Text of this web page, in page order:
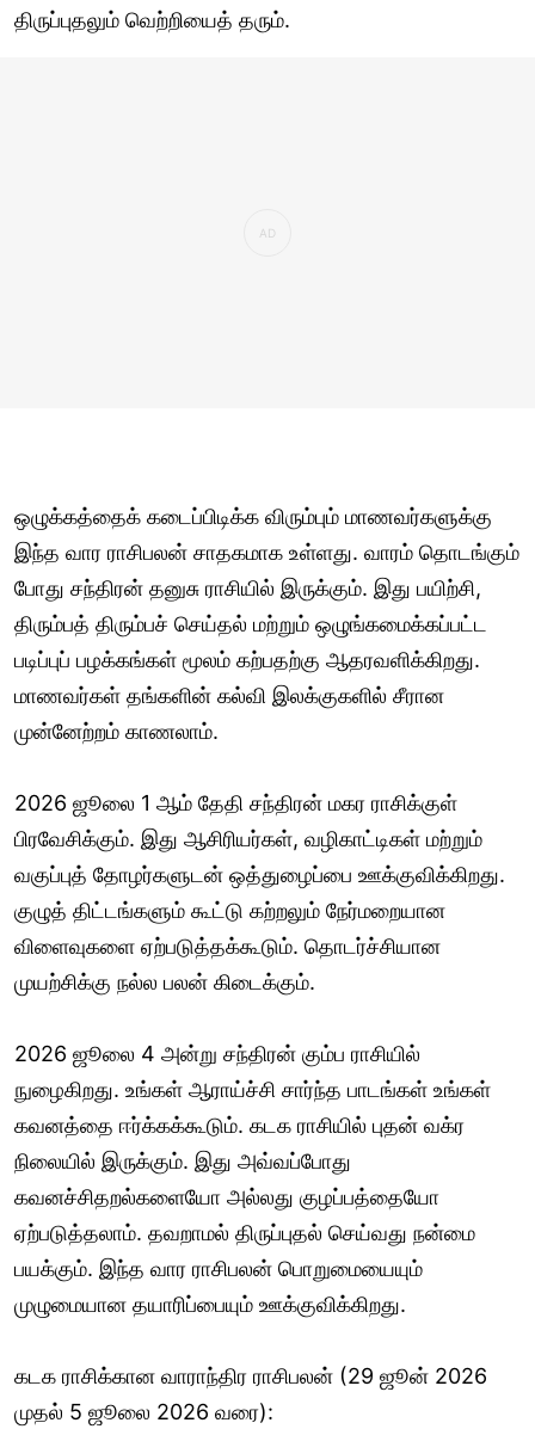
திருப்புதலும் வெற்றியைத் தரும்.
ஒழுக்கத்தைக் கடைப்பிடிக்க விரும்பும் மாணவர்களுக்கு
இந்த வார ராசிபலன் சாதகமாக உள்ளது. வாரம் தொடங்கும்
போது சந்திரன் தனுசு ராசியில் இருக்கும். இது பயிற்சி,
திரும்பத் திரும்பச் செய்தல் மற்றும் ஒழுங்கமைக்கப்பட்ட
படிப்புப் பழக்கங்கள் மூலம் கற்பதற்கு ஆதரவளிக்கிறது.
மாணவர்கள் தங்களின் கல்வி இலக்குகளில் சீரான
முன்னேற்றம் காணலாம்.
2026 ஜூலை 1 ஆம் தேதி சந்திரன் மகர ராசிக்குள்
பிரவேசிக்கும். இது ஆசிரியர்கள், வழிகாட்டிகள் மற்றும்
வகுப்புத் தோழர்களுடன் ஒத்துழைப்பை ஊக்குவிக்கிறது.
குழுத் திட்டங்களும் கூட்டு கற்றலும் நேர்மறையான
விளைவுகளை ஏற்படுத்தக்கூடும். தொடர்ச்சியான
முயற்சிக்கு நல்ல பலன் கிடைக்கும்.
2026 ஜூலை 4 அன்று சந்திரன் கும்ப ராசியில்
நுழைகிறது. உங்கள் ஆராய்ச்சி சார்ந்த பாடங்கள் உங்கள்
கவனத்தை ஈர்க்கக்கூடும். கடக ராசியில் புதன் வக்ர
நிலையில் இருக்கும். இது அவ்வப்போது
கவனச்சிதறல்களையோ அல்லது குழப்பத்தையோ
ஏற்படுத்தலாம். தவறாமல் திருப்புதல் செய்வது நன்மை
பயக்கும். இந்த வார ராசிபலன் பொறுமையையும்
முழுமையான தயாரிப்பையும் ஊக்குவிக்கிறது.
கடக ராசிக்கான வாராந்திர ராசிபலன் (29 ஜூன் 2026
முதல் 5 ஜூலை 2026 வரை):